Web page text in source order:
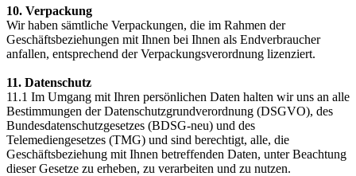
10. Verpackung
Wir haben sämtliche Verpackungen, die im Rahmen der
Geschäftsbeziehungen mit Ihnen bei Ihnen als Endverbraucher
anfallen, entsprechend der Verpackungsverordnung lizenziert.
11. Datenschutz
11.1 Im Umgang mit Ihren persönlichen Daten halten wir uns an alle
Bestimmungen der Datenschutzgrundverordnung (DSGVO), des
Bundesdatenschutzgesetzes (BDSG-neu) und des
Telemediengesetzes (TMG) und sind berechtigt, alle, die
Geschäftsbeziehung mit Ihnen betreffenden Daten, unter Beachtung
dieser Gesetze zu erheben, zu verarbeiten und zu nutzen.